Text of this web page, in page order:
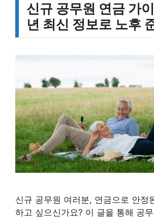
신규 공무원 연금 가
년 최신 정보로 노후
신규 공무원 여러분, 연금으로 안정
하고 싶으신가요? 이 글을 통해 공